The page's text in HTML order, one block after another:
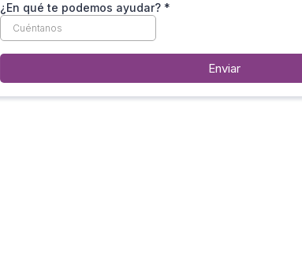
¿En qué te podemos ayudar? *
Enviar